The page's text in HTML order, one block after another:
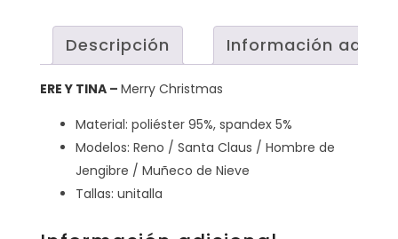
Descripción Información
ERE Y TINA – Merry Christmas
Material: poliéster 95%, spandex 5%
Modelos: Reno / Santa Claus / Hombre de
Jengibre / Muñeco de Nieve
Tallas: unitalla